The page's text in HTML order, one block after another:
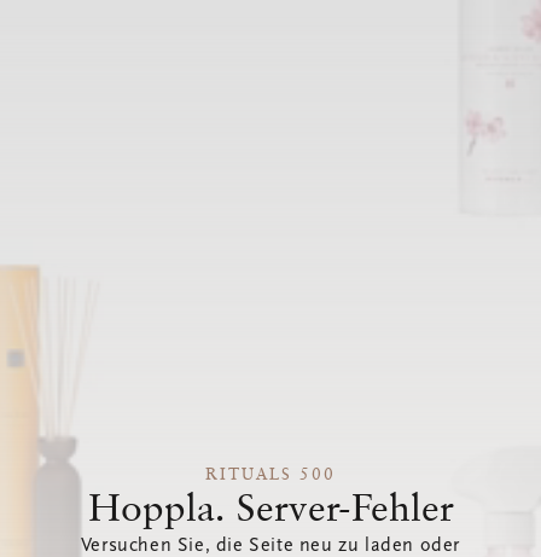
RITUALS 500
Hoppla. Server-Fehler
Versuchen Sie, die Seite neu zu laden oder